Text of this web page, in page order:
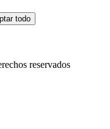
todo
reservados